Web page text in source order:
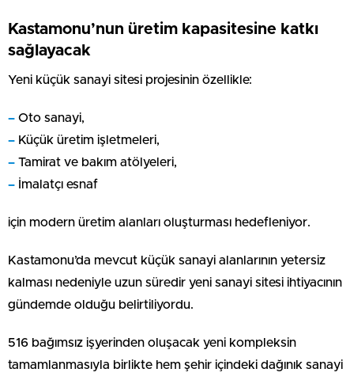
Kastamonu’nun üretim kapasitesine katkı
sağlayacak
Yeni küçük sanayi sitesi projesinin özellikle:
– Oto sanayi,
– Küçük üretim işletmeleri,
– Tamirat ve bakım atölyeleri,
– İmalatçı esnaf
için modern üretim alanları oluşturması hedefleniyor.
Kastamonu’da mevcut küçük sanayi alanlarının yetersiz
kalması nedeniyle uzun süredir yeni sanayi sitesi ihtiyacının
gündemde olduğu belirtiliyordu.
516 bağımsız işyerinden oluşacak yeni kompleksin
tamamlanmasıyla birlikte hem şehir içindeki dağınık sanayi